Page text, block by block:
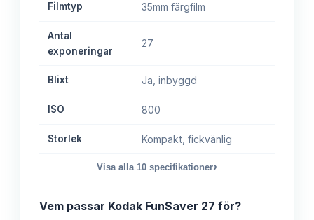
Filmtyp 35mm färgfilm
Antal
exponeringar
27
Blixt Ja, inbyggd
ISO 800
Storlek Kompakt, fickvänlig
Visa alla 10 specifikationer›
Vem passar Kodak FunSaver 27 för?